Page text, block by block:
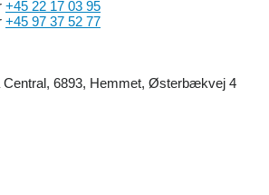
+45 22 17 03 95
+45 97 37 52 77
Central, 6893, Hemmet, Østerbækvej 4